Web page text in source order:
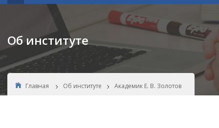
Об институте
Главная Об институте Академик Е. В. Золотов